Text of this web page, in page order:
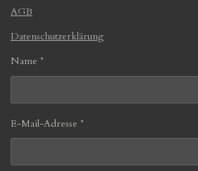
AGB
Datenschutzerklärung
Name *
E-Mail-Adresse *